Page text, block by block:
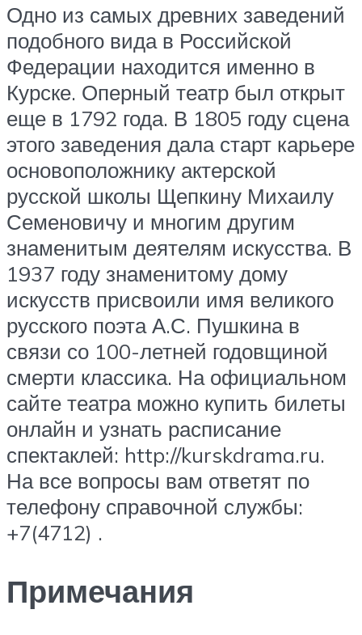
Одно из самых древних заведений
подобного вида в Российской
Федерации находится именно в
Курске. Оперный театр был открыт
еще в 1792 года. В 1805 году сцена
этого заведения дала старт карьере
основоположнику актерской
русской школы Щепкину Михаилу
Семеновичу и многим другим
знаменитым деятелям искусства. В
1937 году знаменитому дому
искусств присвоили имя великого
русского поэта А.С. Пушкина в
связи со 100-летней годовщиной
смерти классика. На официальном
сайте театра можно купить билеты
онлайн и узнать расписание
спектаклей: http://kurskdrama.ru.
На все вопросы вам ответят по
телефону справочной службы:
+7(4712) .
Примечания